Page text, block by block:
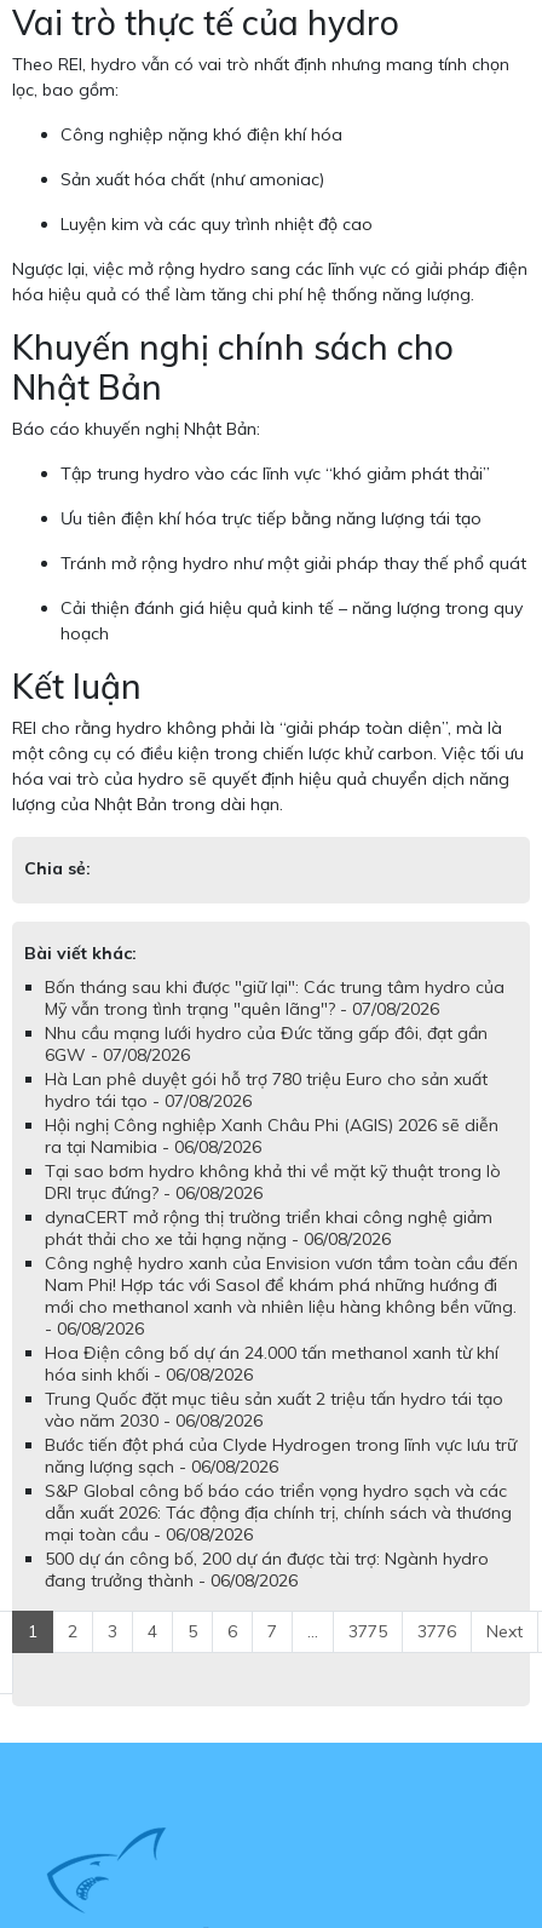
Vai trò thực tế của hydro
Theo REI, hydro vẫn có vai trò nhất định nhưng mang tính chọn
lọc, bao gồm:
Công nghiệp nặng khó điện khí hóa
Sản xuất hóa chất (như amoniac)
Luyện kim và các quy trình nhiệt độ cao
Ngược lại, việc mở rộng hydro sang các lĩnh vực có giải pháp điện
hóa hiệu quả có thể làm tăng chi phí hệ thống năng lượng.
Khuyến nghị chính sách cho
Nhật Bản
Báo cáo khuyến nghị Nhật Bản:
Tập trung hydro vào các lĩnh vực “khó giảm phát thải”
Ưu tiên điện khí hóa trực tiếp bằng năng lượng tái tạo
Tránh mở rộng hydro như một giải pháp thay thế phổ quát
Cải thiện đánh giá hiệu quả kinh tế – năng lượng trong quy
hoạch
Kết luận
REI cho rằng hydro không phải là “giải pháp toàn diện”, mà là
một công cụ có điều kiện trong chiến lược khử carbon. Việc tối ưu
hóa vai trò của hydro sẽ quyết định hiệu quả chuyển dịch năng
lượng của Nhật Bản trong dài hạn.
Chia sẻ:
Bài viết khác:
Bốn tháng sau khi được "giữ lại": Các trung tâm hydro của
Mỹ vẫn trong tình trạng "quên lãng"? - 07/08/2026
Nhu cầu mạng lưới hydro của Đức tăng gấp đôi, đạt gần
6GW - 07/08/2026
Hà Lan phê duyệt gói hỗ trợ 780 triệu Euro cho sản xuất
hydro tái tạo - 07/08/2026
Hội nghị Công nghiệp Xanh Châu Phi (AGIS) 2026 sẽ diễn
ra tại Namibia - 06/08/2026
Tại sao bơm hydro không khả thi về mặt kỹ thuật trong lò
DRI trục đứng? - 06/08/2026
dynaCERT mở rộng thị trường triển khai công nghệ giảm
phát thải cho xe tải hạng nặng - 06/08/2026
Công nghệ hydro xanh của Envision vươn tầm toàn cầu đến
Nam Phi! Hợp tác với Sasol để khám phá những hướng đi
mới cho methanol xanh và nhiên liệu hàng không bền vững.
- 06/08/2026
Hoa Điện công bố dự án 24.000 tấn methanol xanh từ khí
hóa sinh khối - 06/08/2026
Trung Quốc đặt mục tiêu sản xuất 2 triệu tấn hydro tái tạo
vào năm 2030 - 06/08/2026
Bước tiến đột phá của Clyde Hydrogen trong lĩnh vực lưu trữ
năng lượng sạch - 06/08/2026
S&P Global công bố báo cáo triển vọng hydro sạch và các
dẫn xuất 2026: Tác động địa chính trị, chính sách và thương
mại toàn cầu - 06/08/2026
500 dự án công bố, 200 dự án được tài trợ: Ngành hydro
đang trưởng thành - 06/08/2026
1 2 3 4 5 6 7 ... 3775 3776 Next